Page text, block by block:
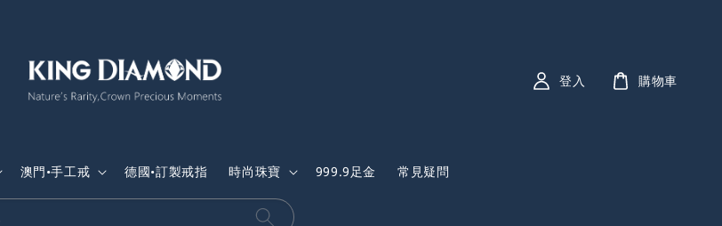
澳門•手工戒 德國•訂製戒指 時尚珠寶 999.9足金 常見疑問
登入 購物車